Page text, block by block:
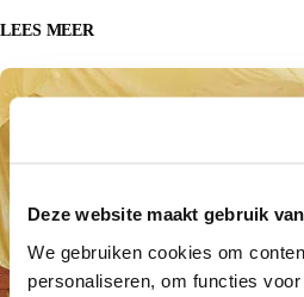
Deze website maakt gebruik
We gebruiken cookies om
personaliseren, om functies
LEES MEER